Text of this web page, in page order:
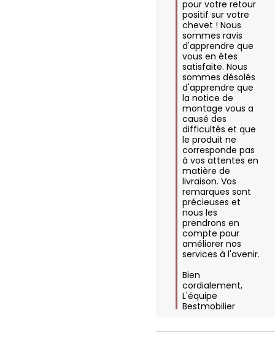
pour votre retour
positif sur votre
chevet ! Nous
sommes ravis
d'apprendre que
vous en êtes
satisfaite. Nous
sommes désolés
d'apprendre que
la notice de
montage vous a
causé des
difficultés et que
le produit ne
corresponde pas
à vos attentes en
matière de
livraison. Vos
remarques sont
précieuses et
nous les
prendrons en
compte pour
améliorer nos
services à l'avenir.
Bien
cordialement,
L'équipe
Bestmobilier